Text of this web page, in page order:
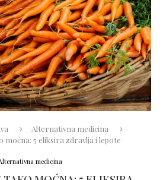
Alternativna medicina
moćna: 5 eliksira zdravlja i lepote
medicina